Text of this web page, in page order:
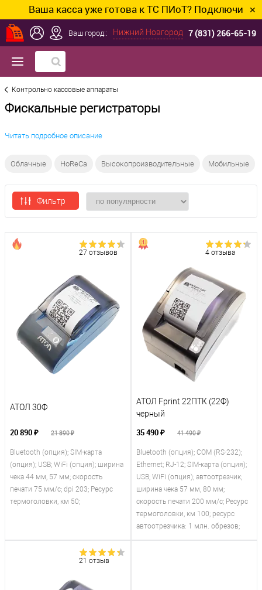
касса уже готова к ТС ПИоТ? Подключим и ✕
Ваш город:: Нижний Новгород 7 (831) 266-65-19
Контрольно кассовые аппараты
Фискальные регистраторы
Читать подробное описание
Облачные HoReCa Высокопроизводительные Мобильные
Фильтр
27 отзывов
АТОЛ 30Ф
20 890 ₽ 21 890 ₽
Bluetooth (опция); SIM-карта
(опция); USB; WiFi (опция); ширина
чека 44 мм, 57 мм; скорость
печати 75 мм/с; dpi 203; Ресурс
термоголовки, км 50;
4 отзыва
АТОЛ Fprint 22ПТК (22Ф)
черный
35 490 ₽ 41 490 ₽
Bluetooth (опция); COM (RS-232);
Ethernet; RJ-12; SIM-карта (опция);
USB; WiFi (опция); автоотрезчик;
ширина чека 57 мм, 80 мм;
скорость печати 200 мм/с; Ресурс
термоголовки, км 100; ресурс
автоотрезчика: 1 млн. обрезов;
21 отзыв